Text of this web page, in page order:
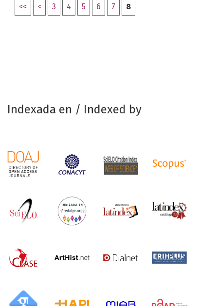
<< < 3 4 5 6 7 8
Indexada en / Indexed by